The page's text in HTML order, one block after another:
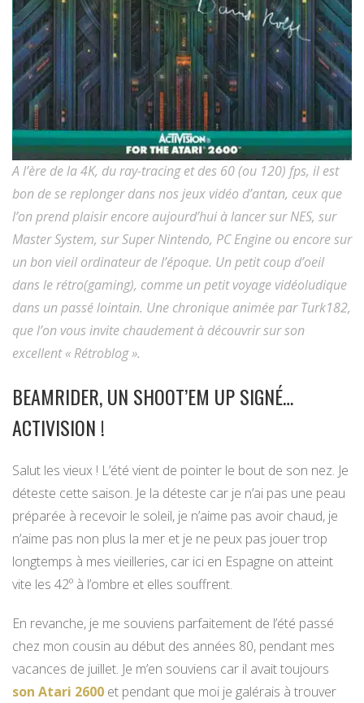
A l’ère de la 4K, du ray-tracing et des 60 (ou 120) fps, il est
bon de se replonger dans nos jeux vidéo d’antan, ceux que
l’on prend plaisir encore aujourd’hui à lancer sur NES, sur
Master System, sur Super Nintendo, PC Engine ou encore sur
un bon vieil ordinateur de l’époque. Un petit coup d’oeil
dans le rétro(gaming), comme un petit voyage vidéoludique
dans un passé lointain. Une chronique animée par Turk182,
que l’on vous invite chaudement à découvrir sur son
excellent « Rétroblog ».
BEAMRIDER, UN SHOOT’EM UP SIGNÉ…
ACTIVISION !
Salut les vieux ! L’été vient de pointer le bout de son nez. Je
déteste cette saison. Je la déteste car je n’ai pas une peau
préparée à recevoir le soleil, je n’aime pas avoir chaud, je
n’aime pas non plus la mer et je ne peux pas jouer trop
longtemps à mes vieilleries, car ici en Espagne on atteint
vite les 42º à l’ombre et elles souffrent.
En revanche, je me souviens parfaitement de l’été passé
chez mon cousin au début des années 80, pendant mes
vacances de juillet. Je m’en souviens car il avait toujours
son Atari 2600 et pendant que moi je galérais à trouver